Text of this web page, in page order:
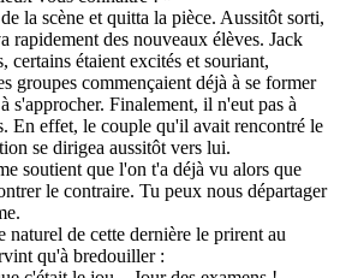
la scène et quitta la pièce. Aussitôt sorti,
rapidement des nouveaux élèves. Jack
certains étaient excités et souriant,
groupes commençaient déjà à se former
s'approcher. Finalement, il n'eut pas à
En effet, le couple qu'il avait rencontré le
se dirigea aussitôt vers lui.
soutient que l'on t'a déjà vu alors que
le contraire. Tu peux nous départager
naturel de cette dernière le prirent au
qu'à bredouiller :